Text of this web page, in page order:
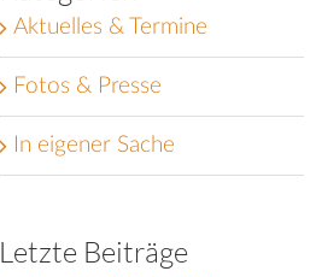
Aktuelles & Termine
Fotos & Presse
In eigener Sache
Letzte Beiträge